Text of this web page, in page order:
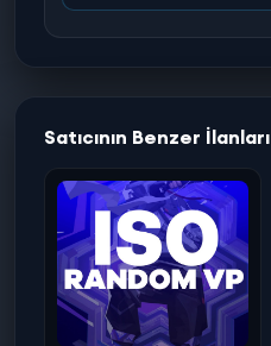
Satıcının Benzer İlanları